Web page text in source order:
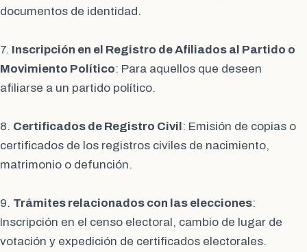
documentos de identidad.
7. Inscripción en el Registro de Afiliados al Partido o
Movimiento Político: Para aquellos que deseen
afiliarse a un partido político.
8. Certificados de Registro Civil: Emisión de copias o
certificados de los registros civiles de nacimiento,
matrimonio o defunción.
9. Trámites relacionados con las elecciones:
Inscripción en el censo electoral, cambio de lugar de
votación y expedición de certificados electorales.